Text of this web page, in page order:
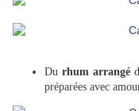
Durhum arrangé
préparées avec